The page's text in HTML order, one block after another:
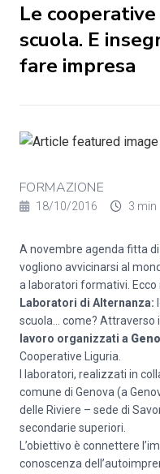
Le
scuola. E
fare impresa
FORMAZIONE
18/10/2016 3 min
A novembre agenda fitta
vogliono avvicinarsi al
a laboratori formativi. Ecco
Laboratori di Alternanza:
scuola… come? Attraverso i
lavoro organizzati a
Cooperative Liguria.
I laboratori, realizzati in
comune di Genova (a
delle Riviere – sede di
secondarie superiori.
L’obiettivo è connettere
conoscenza